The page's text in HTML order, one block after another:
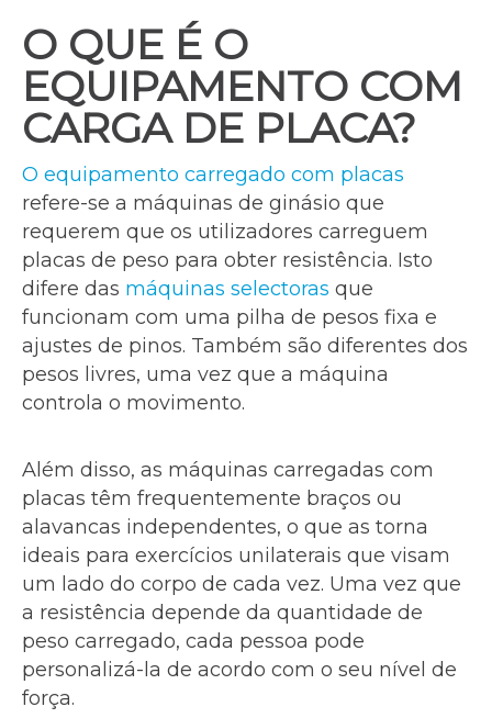
O QUE É O
EQUIPAMENTO COM
CARGA DE PLACA?
O equipamento carregado com placas
refere-se a máquinas de ginásio que
requerem que os utilizadores carreguem
placas de peso para obter resistência. Isto
difere das máquinas selectoras que
funcionam com uma pilha de pesos fixa e
ajustes de pinos. Também são diferentes dos
pesos livres, uma vez que a máquina
controla o movimento.
Além disso, as máquinas carregadas com
placas têm frequentemente braços ou
alavancas independentes, o que as torna
ideais para exercícios unilaterais que visam
um lado do corpo de cada vez. Uma vez que
a resistência depende da quantidade de
peso carregado, cada pessoa pode
personalizá-la de acordo com o seu nível de
força.